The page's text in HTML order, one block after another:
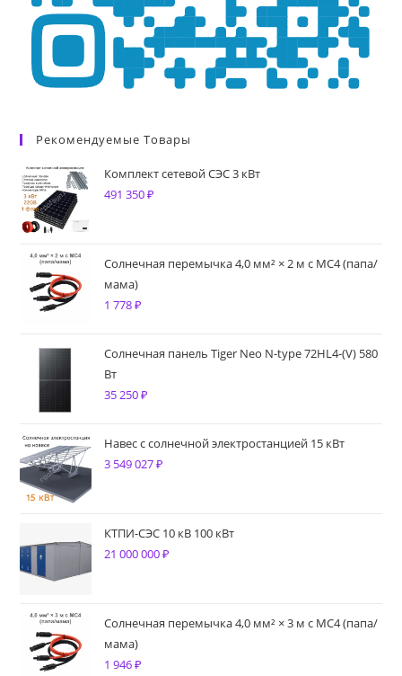
Рекомендуемые Товары
Комплект сетевой СЭС 3 кВт
491 350₽
Солнечная перемычка 4,0 мм² × 2 м с MC4 (папа/
мама)
1 778₽
Солнечная панель Tiger Neo N-type 72HL4-(V) 580
Вт
35 250₽
Навес с солнечной электростанцией 15 кВт
3 549 027₽
КТПИ-СЭС 10 кВ 100 кВт
21 000 000₽
Солнечная перемычка 4,0 мм² × 3 м с MC4 (папа/
мама)
1 946₽